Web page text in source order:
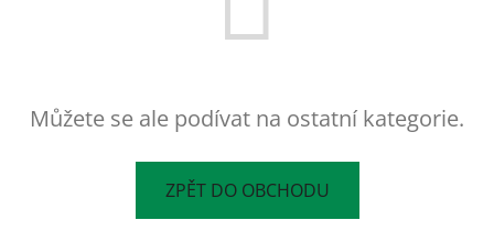
Můžete se ale podívat na ostatní kategorie.
ZPĚT DO OBCHODU